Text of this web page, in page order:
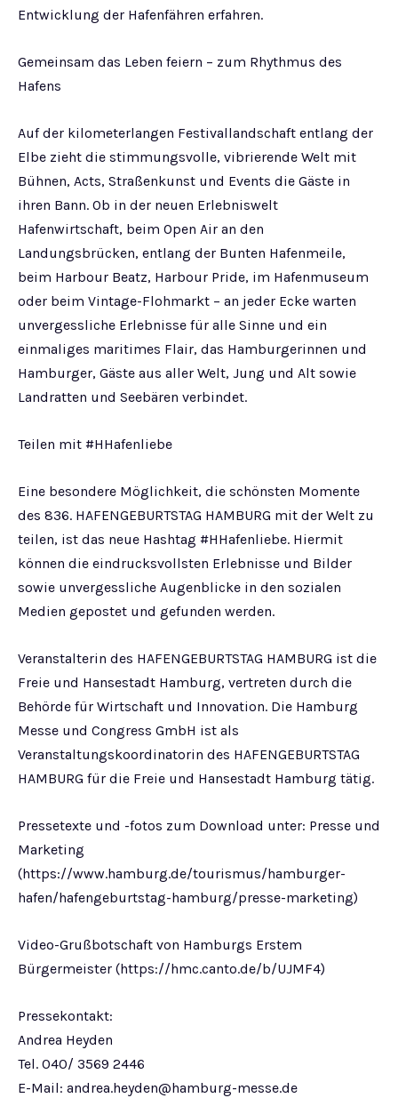
Entwicklung der Hafenfähren erfahren.
Gemeinsam das Leben feiern – zum Rhythmus des
Hafens
Auf der kilometerlangen Festivallandschaft entlang der
Elbe zieht die stimmungsvolle, vibrierende Welt mit
Bühnen, Acts, Straßenkunst und Events die Gäste in
ihren Bann. Ob in der neuen Erlebniswelt
Hafenwirtschaft, beim Open Air an den
Landungsbrücken, entlang der Bunten Hafenmeile,
beim Harbour Beatz, Harbour Pride, im Hafenmuseum
oder beim Vintage-Flohmarkt – an jeder Ecke warten
unvergessliche Erlebnisse für alle Sinne und ein
einmaliges maritimes Flair, das Hamburgerinnen und
Hamburger, Gäste aus aller Welt, Jung und Alt sowie
Landratten und Seebären verbindet.
Teilen mit #HHafenliebe
Eine besondere Möglichkeit, die schönsten Momente
des 836. HAFENGEBURTSTAG HAMBURG mit der Welt zu
teilen, ist das neue Hashtag #HHafenliebe. Hiermit
können die eindrucksvollsten Erlebnisse und Bilder
sowie unvergessliche Augenblicke in den sozialen
Medien gepostet und gefunden werden.
Veranstalterin des HAFENGEBURTSTAG HAMBURG ist die
Freie und Hansestadt Hamburg, vertreten durch die
Behörde für Wirtschaft und Innovation. Die Hamburg
Messe und Congress GmbH ist als
Veranstaltungskoordinatorin des HAFENGEBURTSTAG
HAMBURG für die Freie und Hansestadt Hamburg tätig.
Pressetexte und -fotos zum Download unter: Presse und
Marketing
(https://www.hamburg.de/tourismus/hamburger-
hafen/hafengeburtstag-hamburg/presse-marketing)
Video-Grußbotschaft von Hamburgs Erstem
Bürgermeister (https://hmc.canto.de/b/UJMF4)
Pressekontakt:
Andrea Heyden
Tel. 040/ 3569 2446
E-Mail: andrea.heyden@hamburg-messe.de